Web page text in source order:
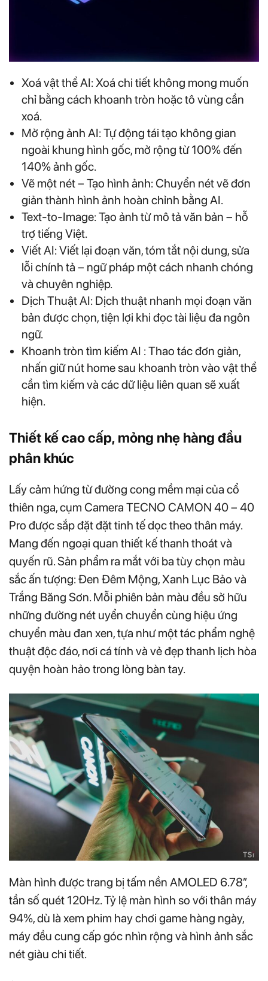
Xoá vật thể AI: Xoá chi tiết không mong muốn
chỉ bằng cách khoanh tròn hoặc tô vùng cần
xoá.
Mở rộng ảnh AI: Tự động tái tạo không gian
ngoài khung hình gốc, mở rộng từ 100% đến
140% ảnh gốc.
Vẽ một nét – Tạo hình ảnh: Chuyển nét vẽ đơn
giản thành hình ảnh hoàn chỉnh bằng AI.
Text-to-Image: Tạo ảnh từ mô tả văn bản – hỗ
trợ tiếng Việt.
Viết AI: Viết lại đoạn văn, tóm tắt nội dung, sửa
lỗi chính tả – ngữ pháp một cách nhanh chóng
và chuyên nghiệp.
Dịch Thuật AI: Dịch thuật nhanh mọi đoạn văn
bản được chọn, tiện lợi khi đọc tài liệu đa ngôn
ngữ.
Khoanh tròn tìm kiếm AI : Thao tác đơn giản,
nhấn giữ nút home sau khoanh tròn vào vật thể
cần tìm kiếm và các dữ liệu liên quan sẽ xuất
hiện.
Thiết kế cao cấp, mỏng nhẹ hàng đầu
phân khúc
Lấy cảm hứng từ đường cong mềm mại của cổ
thiên nga, cụm Camera TECNO CAMON 40 – 40
Pro được sắp đặt đặt tinh tế dọc theo thân máy.
Mang đến ngoại quan thiết kế thanh thoát và
quyến rũ. Sản phẩm ra mắt với ba tùy chọn màu
sắc ấn tượng: Đen Đêm Mộng, Xanh Lục Bảo và
Trắng Băng Sơn. Mỗi phiên bản màu đều sở hữu
những đường nét uyển chuyển cùng hiệu ứng
chuyển màu đan xen, tựa như một tác phẩm nghệ
thuật độc đáo, nơi cá tính và vẻ đẹp thanh lịch hòa
quyện hoàn hảo trong lòng bàn tay.
Màn hình được trang bị tấm nền AMOLED 6.78”,
tần số quét 120Hz. Tỷ lệ màn hình so với thân máy
94%, dù là xem phim hay chơi game hàng ngày,
máy đều cung cấp góc nhìn rộng và hình ảnh sắc
nét giàu chi tiết.